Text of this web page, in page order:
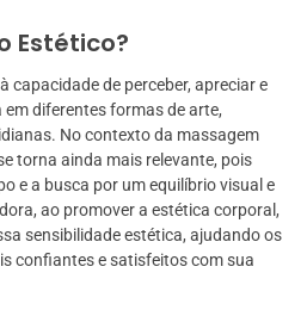
Estético?
capacidade de perceber, apreciar e
diferentes formas de arte,
No contexto da massagem
torna ainda mais relevante, pois
e a busca por um equilíbrio visual e
ao promover a estética corporal,
sensibilidade estética, ajudando os
confiantes e satisfeitos com sua